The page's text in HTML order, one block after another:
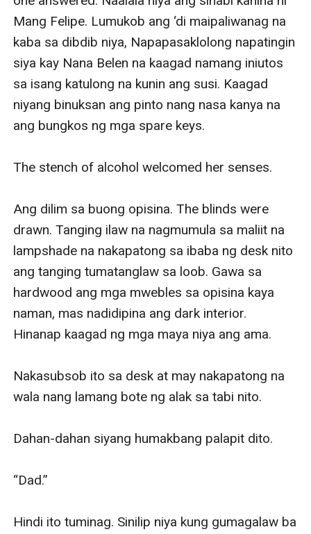
Mang Felipe. Lumukob ang ‘di maipaliwanag na
kaba sa dibdib niya, Napapasaklolong napatingin
siya kay Nana Belen na kaagad namang iniutos
sa isang katulong na kunin ang susi. Kaagad
niyang binuksan ang pinto nang nasa kanya na
ang bungkos ng mga spare keys.
The stench of alcohol welcomed her senses.
Ang dilim sa buong opisina. The blinds were
drawn. Tanging ilaw na nagmumula sa maliit na
lampshade na nakapatong sa ibaba ng desk nito
ang tanging tumatanglaw sa loob. Gawa sa
hardwood ang mga mwebles sa opisina kaya
naman, mas nadidipina ang dark interior.
Hinanap kaagad ng mga maya niya ang ama.
Nakasubsob ito sa desk at may nakapatong na
wala nang lamang bote ng alak sa tabi nito.
Dahan-dahan siyang humakbang palapit dito.
“Dad.”
Hindi ito tuminag. Sinilip niya kung gumagalaw ba